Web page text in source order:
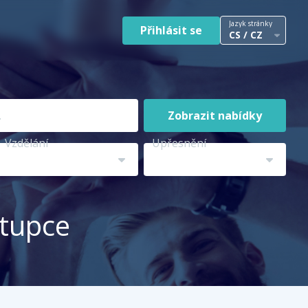
Přihlásit se Jazyk stránky
CS / CZ
Zobrazit nabídky
Vzdělání Upřesnění